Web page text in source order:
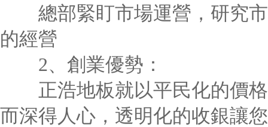
總部緊盯市場運營，研究市
的經營
2、創業優勢：
正浩地板就以平民化的價格
而深得人心，透明化的收銀讓